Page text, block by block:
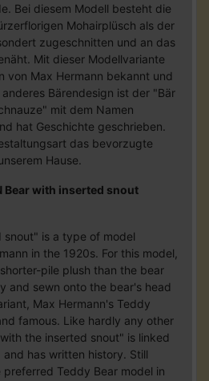
Bei diesem Modell besteht die
Mohairplüsch als der
zugeschnitten und an das
Mit dieser Modellvariante
von Max Hermann bekannt und
Bärendesign ist der "Bär
mit dem Namen
hat Geschichte geschrieben.
das bevorzugte
Hause.
Bear with inserted snout
snout" is a type of model
in the 1920s. For this model,
pile plush than the bear
and sewn onto the bear's head
Max Hermann's Teddy
famous. Like hardly any other
the inserted snout" is linked
and has written history. Still
Teddy Bear model in